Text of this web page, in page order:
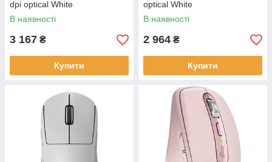
dpi optical White
В наявності
3 167 ₴
Купити
optical White
В наявності
2 964 ₴
Купити